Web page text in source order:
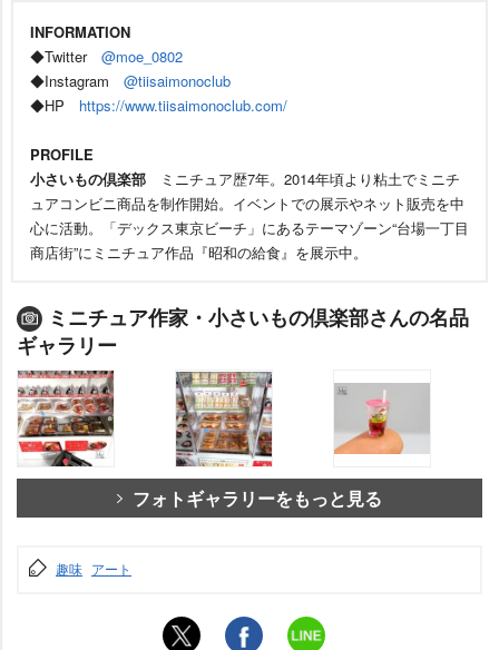
INFORMATION
◆Twitter @moe_0802
◆Instagram @tiisaimonoclub
◆HP https://www.tiisaimonoclub.com/
PROFILE
小さいもの倶楽部 ミニチュア歴7年。2014年頃より粘土でミニチ
ュアコンビニ商品を制作開始。イベントでの展示やネット販売を中
心に活動。「デックス東京ビーチ」にあるテーマゾーン“台場一丁目
商店街”にミニチュア作品『昭和の給食』を展示中。
ミニチュア作家・小さいもの倶楽部さんの名品
ギャラリー
フォトギャラリーをもっと見る
趣味 アート